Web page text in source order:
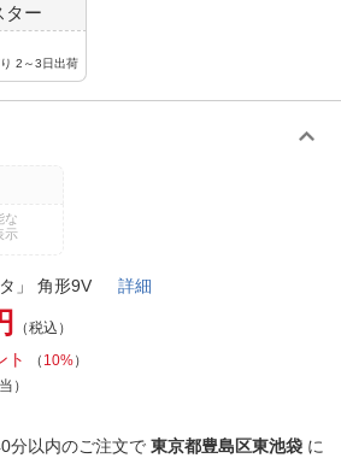
ター
2～3日出荷
な
示
タ」 角形9V 詳細
（税込）
ト （ 10%）
）
分以内のご注文で 東京都豊島区東池袋 に